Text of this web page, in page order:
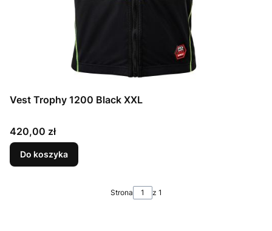
Vest Trophy 1200 Black XXL
Cena
420,00 zł
Do koszyka
Strona z 1